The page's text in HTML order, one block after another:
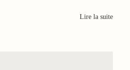
Lire la suite